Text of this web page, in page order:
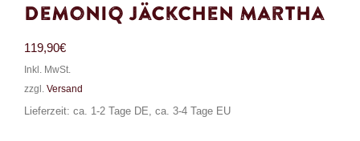
Demoniq Jäckchen Martha
119,90€
Inkl. MwSt.
zzgl. Versand
Lieferzeit: ca. 1-2 Tage DE, ca. 3-4 Tage EU